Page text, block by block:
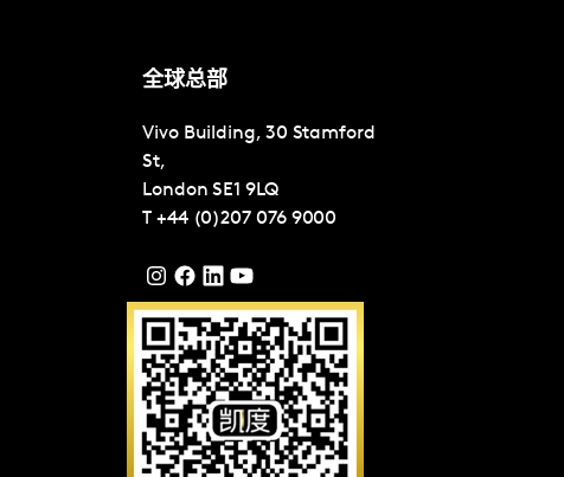
全球总部
Vivo Building, 30 Stamford
St,
London SE1 9LQ
T +44 (0)207 076 9000